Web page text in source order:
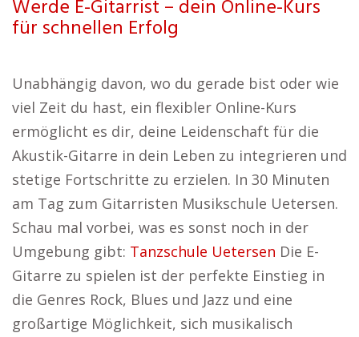
Werde E-Gitarrist – dein Online-Kurs
für schnellen Erfolg
Unabhängig davon, wo du gerade bist oder wie
viel Zeit du hast, ein flexibler Online-Kurs
ermöglicht es dir, deine Leidenschaft für die
Akustik-Gitarre in dein Leben zu integrieren und
stetige Fortschritte zu erzielen. In 30 Minuten
am Tag zum Gitarristen Musikschule Uetersen.
Schau mal vorbei, was es sonst noch in der
Umgebung gibt: Tanzschule Uetersen Die E-
Gitarre zu spielen ist der perfekte Einstieg in
die Genres Rock, Blues und Jazz und eine
großartige Möglichkeit, sich musikalisch